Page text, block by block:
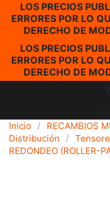
LOS PRECIOS
ERRORES POR LO
DERECHO DE
LOS PRECIOS
ERRORES POR LO
DERECHO DE
Inicio
RECAMBIOS
Distribución
REDONDEO (ROLLER-